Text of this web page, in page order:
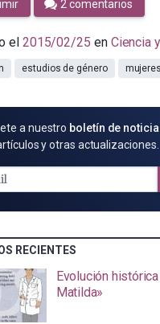
2 comentarios
el 2015/02/25 en Ciencia
estudios de género
a nuestro boletín de
y otras actualizaciones.
RECIENTES
Evolución
Matilda»